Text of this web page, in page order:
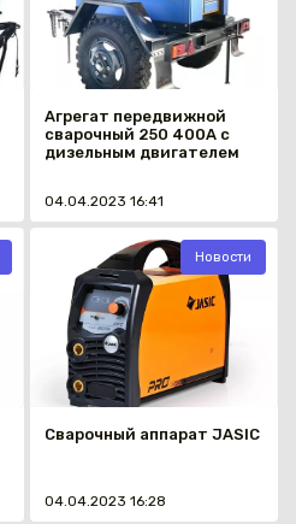
Агрегат передвижной
сварочный 250 400А с
дизельным двигателем
04.04.2023 16:41
Новости
Сварочный аппарат JASIC
04.04.2023 16:28